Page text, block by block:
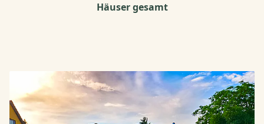
Häuser gesamt